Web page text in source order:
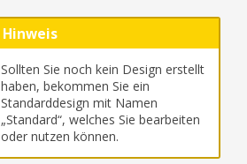
Hinweis
Sollten Sie noch kein Design erstellt
haben, bekommen Sie ein
Standarddesign mit Namen
„Standard“, welches Sie bearbeiten
oder nutzen können.